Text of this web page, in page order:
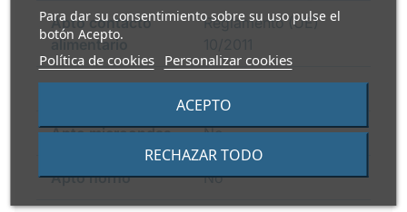
Para dar su consentimiento sobre su uso pulse el
botón Acepto.
Política de cookies Personalizar cookies
RECHAZAR TODO
ACEPTO
Apto contacto
alimentario
Reglamento (UE)
Apto microondas No
Apto horno No